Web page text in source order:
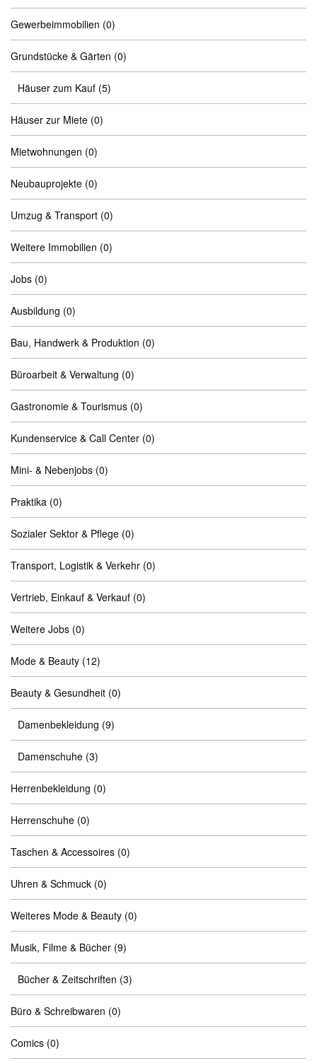
Gewerbeimmobilien (0)
Grundstücke & Gärten (0)
Häuser zum Kauf (5)
Häuser zur Miete (0)
Mietwohnungen (0)
Neubauprojekte (0)
Umzug & Transport (0)
Weitere Immobilien (0)
Jobs (0)
Ausbildung (0)
Bau, Handwerk & Produktion (0)
Büroarbeit & Verwaltung (0)
Gastronomie & Tourismus (0)
Kundenservice & Call Center (0)
Mini- & Nebenjobs (0)
Praktika (0)
Sozialer Sektor & Pflege (0)
Transport, Logistik & Verkehr (0)
Vertrieb, Einkauf & Verkauf (0)
Weitere Jobs (0)
Mode & Beauty (12)
Beauty & Gesundheit (0)
Damenbekleidung (9)
Damenschuhe (3)
Herrenbekleidung (0)
Herrenschuhe (0)
Taschen & Accessoires (0)
Uhren & Schmuck (0)
Weiteres Mode & Beauty (0)
Musik, Filme & Bücher (9)
Bücher & Zeitschriften (3)
Büro & Schreibwaren (0)
Comics (0)